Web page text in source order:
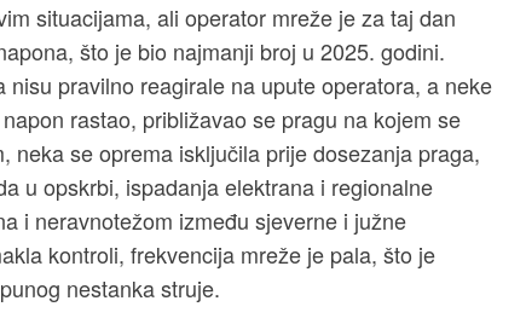
situacijama, ali operator mreže je za taj dan
što je bio najmanji broj u 2025. godini.
pravilno reagirale na upute operatora, a neke
rastao, približavao se pragu na kojem se
neka se oprema isključila prije dosezanja praga,
u opskrbi, ispadanja elektrana i regionalne
i neravnotežom između sjeverne i južne
kontroli, frekvencija mreže je pala, što je
nestanka struje.